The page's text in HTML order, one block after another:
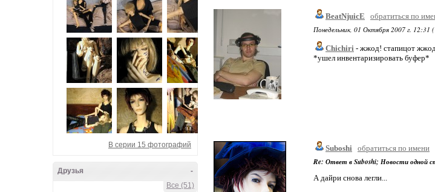
В серии 15 фотографий
-
Друзья
Все (51)
BeatNjuicE
обратиться по
Понедельник, 01 Октября 2007 г. 12:31 (
Chichiri - жжод! стапицот
*ушел инвентаризировать буфер*
Suboshi обратиться по имени
Re: Ответ в Suboshi; Новости одной
А дайри снова легли...